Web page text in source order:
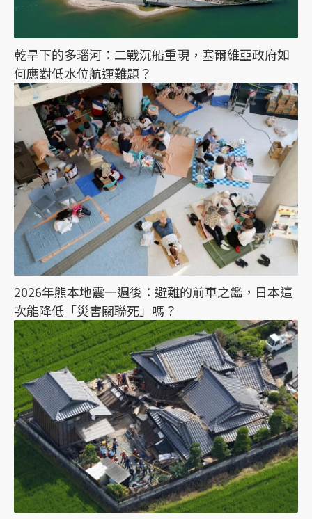
乾旱下的多瑙河：二戰沉船重現，塞爾維亞政府如
何應對低水位航運難題？
2026年熊本地震一週後：避難的前車之鑑，日本這
次能降低「災害關聯死」嗎？